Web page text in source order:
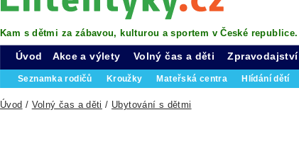
Kam s dětmi za zábavou, kulturou a sportem v České republice.
Úvod Akce a výlety Volný čas a děti
Seznamka rodičů Kroužky Mateřská centra Hlídání dětí
Zpravodajství
Úvod / Volný čas a děti / Ubytování s dětmi